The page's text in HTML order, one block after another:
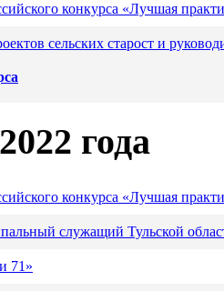
конкурса «Лучшая
сельских старост и
года
конкурса «Лучшая
служащий Тульской
71»